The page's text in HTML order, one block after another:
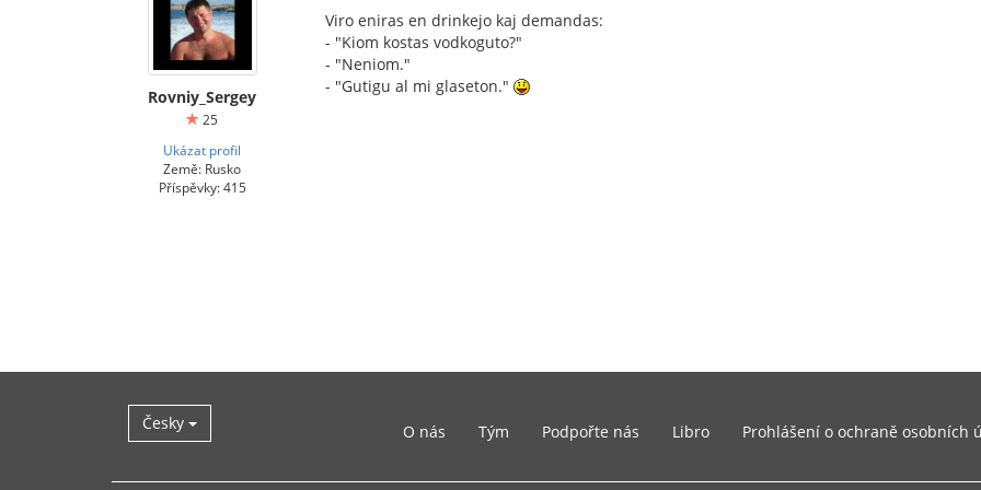
Rovniy_Sergey
25
Ukázat profil
Země: Rusko
Příspěvky: 415
Viro eniras en drinkejo kaj demandas:
- "Kiom kostas vodkoguto?"
- "Neniom."
- "Gutigu al mi glaseton."
Česky O nás Tým Podpořte nás Libro Prohlášení o ochraně osobních